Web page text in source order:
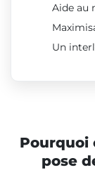
Aide au
Un
Pourquoi
pose